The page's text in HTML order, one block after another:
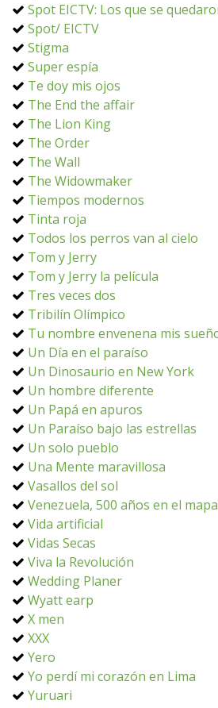
Spot EICTV: Los que se
Spot/ EICTV
Stigma
Super espía
Te doy mis ojos
The End the affair
The Lion King
The Order
The Wall
The Widowmaker
Tiempos modernos
Tinta roja
Todos los perros van al cielo
Tom y Jerry
Tom y Jerry la película
Tres veces dos
Tribilín Olímpico
Tu nombre envenena mis
Un Día en el paraíso
Un Dinosaurio en New York
Un hombre diferente
Un Papá en apuros
Un Paraíso bajo las estrellas
Un solo pueblo
Una Mente maravillosa
Vasallos del sol
Venezuela, 500 años en el mapa
Vida artificial
Vidas Secas
Viva la Revolución
Wedding Planer
Wyatt earp
X men
XXX
Yero
Yo perdí mi corazón en Lima
Yuruari